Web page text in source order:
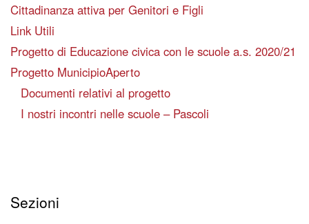
Cittadinanza attiva per Genitori e Figli
Link Utili
Progetto di Educazione civica con le scuole a.s. 2020/21
Progetto MunicipioAperto
Documenti relativi al progetto
I nostri incontri nelle scuole – Pascoli
Sezioni